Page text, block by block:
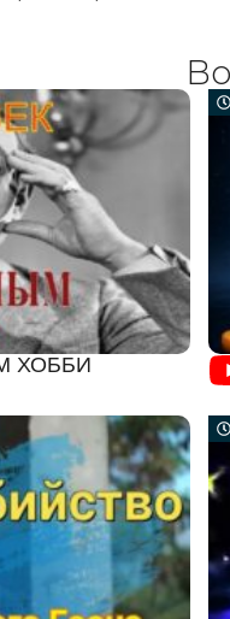
ХОББИ